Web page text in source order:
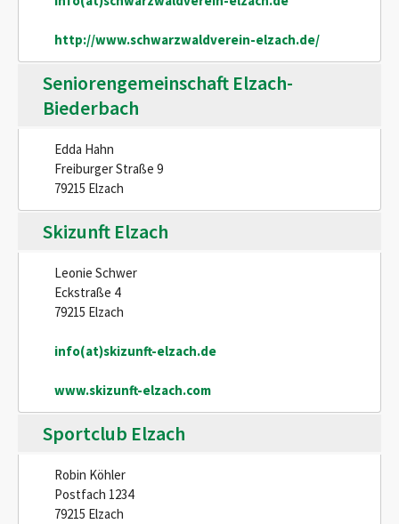
http://www.schwarzwaldverein-elzach.de/
Seniorengemeinschaft Elzach-
Biederbach
Edda Hahn
Freiburger Straße 9
79215 Elzach
Skizunft Elzach
Leonie Schwer
Eckstraße 4
79215 Elzach
info(at)skizunft-elzach.de
www.skizunft-elzach.com
Sportclub Elzach
Robin Köhler
Postfach 1234
79215 Elzach